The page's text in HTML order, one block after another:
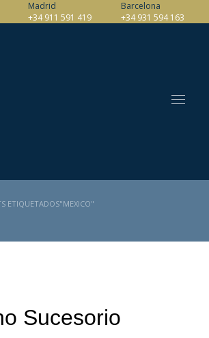
Madrid
+34 911 591 419
Barcelona
+34 931 594 163
ETIQUETADOS"MEXICO"
Sucesorio